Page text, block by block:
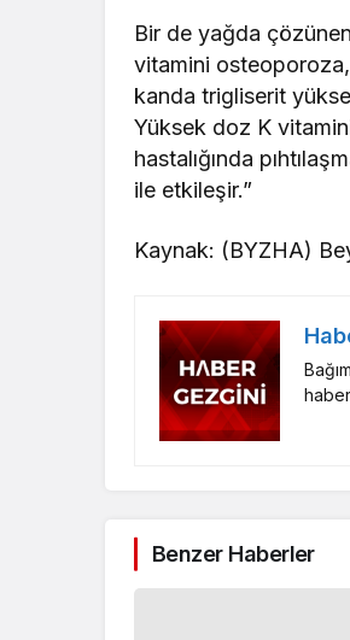
Bir de yağda
vitamini osteoporoza,
kanda trigliserit
Yüksek doz K
hastalığında
ile etkileşir.”
Kaynak: (BYZHA)
Benzer Haberler